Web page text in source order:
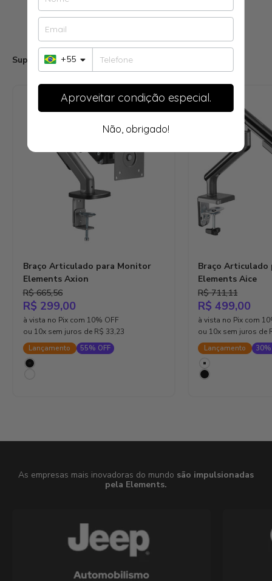
Suportes Articulados para Monitor
Braço Articulado para Monitor
Elements Axion
Preço normal
R$ 665,56
Preço promocional
R$ 299,00
à vista no Pix com 10% OFF
ou 10x sem juros de R$ 33,23
Lançamento
55% OFF
CorPreto
Braço
Elements Aice
Preço normal
R$ 711,11
Preço
R$ 499,00
à vista no Pix com
ou 10x sem juros de
Lançamento
30%
CorBranco
Preto
As empresas mais inovadoras do mundo são impulsionadas
pela Elements.
+55
Aproveitar condição especial.
Não, obrigado!